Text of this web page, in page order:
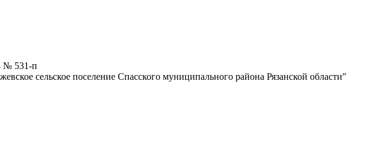
№ 531-п
сельское поселение Спасского муниципального района Рязанской области"